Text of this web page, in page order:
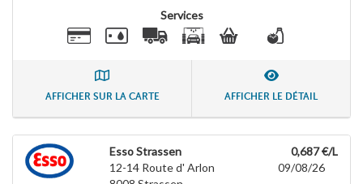
Services
AFFICHER SUR LA CARTE AFFICHER LE DÉTAIL
Esso Strassen
12-14 Route d' Arlon
0,687 €/L
09/08/26